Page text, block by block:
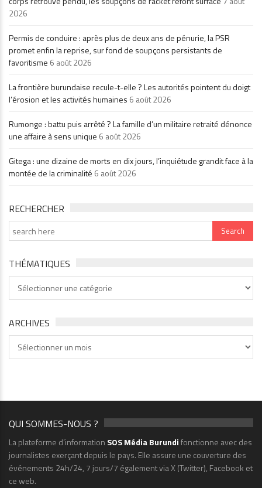
2026
Permis de conduire : après plus de deux ans de pénurie, la PSR
promet enfin la reprise, sur fond de soupçons persistants de
favoritisme 6 août 2026
La frontière burundaise recule-t-elle ? Les autorités pointent du doigt
l’érosion et les activités humaines 6 août 2026
Rumonge : battu puis arrêté ? La famille d’un militaire retraité dénonce
une affaire à sens unique 6 août 2026
Gitega : une dizaine de morts en dix jours, l’inquiétude grandit face à la
montée de la criminalité 6 août 2026
RECHERCHER
THÉMATIQUES
ARCHIVES
QUI SOMMES-NOUS ?
La plateforme d’information SOS Média Burundifonctionne avec des
journalistes exerçant depuis le pays. Elle assure une couverture des
événements 24h/24, 7 jours/7 également via X (Twitter), Facebook et
ce web.